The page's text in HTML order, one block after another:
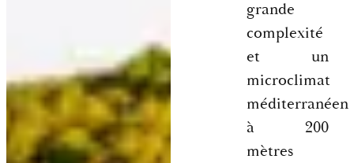
grande
complexité
et un
microclimat
méditerranéen
à 200
mètres